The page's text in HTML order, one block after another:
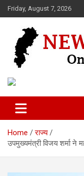
Skip
to
Friday, August 7, 2026
News 36
Home
राज्य
उपमुख्यमंत्री विजय शर्मा ने